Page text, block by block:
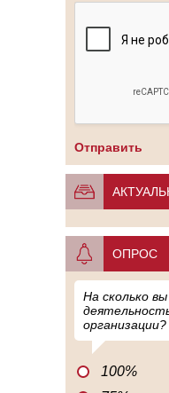
ОПРОС
На сколько
организации?
100%